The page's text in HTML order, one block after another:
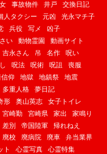
事故物件 井戸
交換日記
人タクシー 元凶
光永マチ子
兵役 写メ
凶子
い 動物霊園
動画サイト
吉永さん 吊 名作
呪い
呪法 呪術 呪詛
喪服
信仰 地獄 地鎮祭
地震
多重人格
夢日記
形 奥山英志
女子トイレ
宮崎勤 宮崎県 家出
家鳴り
差別 帝国陸軍
帰れねえ
廃校 廃病院 廃車
弁当業界
ト 心霊写真
心霊特集